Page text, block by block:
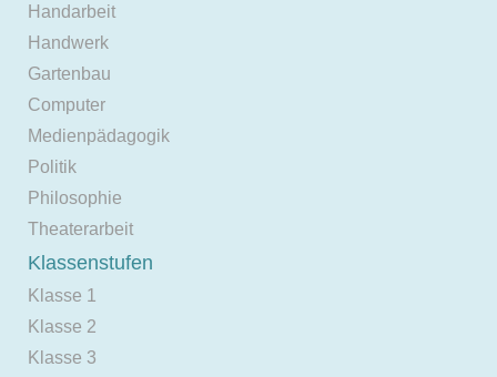
Handarbeit
Handwerk
Gartenbau
Computer
Medienpädagogik
Politik
Philosophie
Theaterarbeit
Klassenstufen
Klasse 1
Klasse 2
Klasse 3